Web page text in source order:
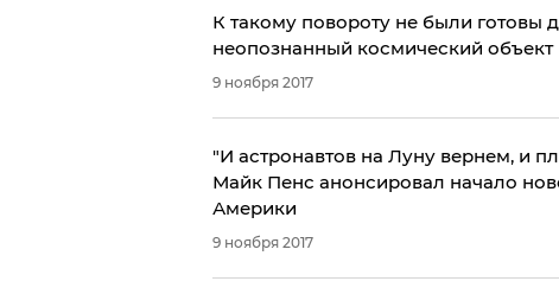
К такому повороту не были готовы
неопознанный космический объект
9 ноября 2017
"И астронавтов на Луну вернем, и
Майк Пенс анонсировал начало
Америки
9 ноября 2017